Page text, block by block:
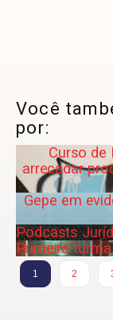
Você
por:
Curso de
arrecadar
Gepe em
Podcasts
Primeira
1 2